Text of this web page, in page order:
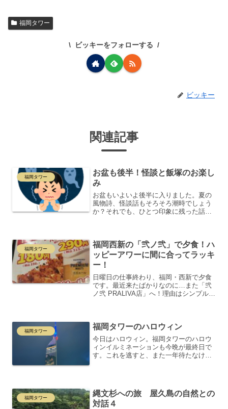
福岡タワー
ビッキーをフォローする
ビッキー
関連記事
福岡タワー
お盆も後半！怪談と飯塚のお楽し
み
お盆もいよいよ後半に入りました。夏の
風物詩、怪談話もそろそろ潮時でしょう
か？それでも、ひとつ印象に残った話を
だ！」と責められ、いきなり...
福岡タワー
福岡西新の「弐ノ弐」で夕食！ハ
ッピーアワーに間に合ってラッキ
ー！
日曜日の仕事終わり、福岡・西新で夕食
です。最近来たばかりなのに…また「弐
ノ弐 PRALIVA店」へ！理由はシンプル、
るこのお店は、...
福岡タワー 福岡タワーのハロウィン
今日はハロウィン。福岡タワーのハロウ
ィンイルミネーションも今晩が最終日で
す。これを逃すと、また一年待たなけれ
だけで飽きません。外国...
福岡タワー
縄文杉への旅 屋久島の自然との
対話４